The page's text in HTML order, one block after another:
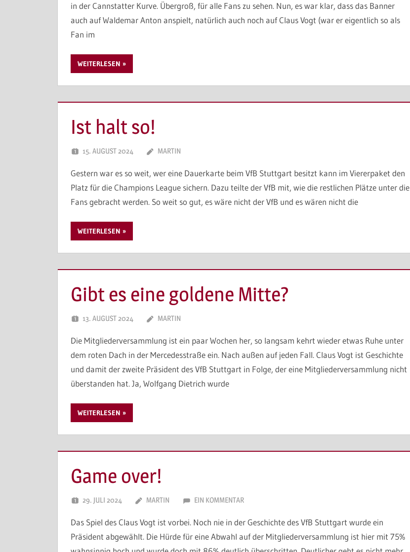
in der Cannstatter Kurve. Übergroß, für alle Fans zu sehen. Nun, es war klar, dass das Banner
auch auf Waldemar Anton anspielt, natürlich auch noch auf Claus Vogt (war er eigentlich so als
Fan im
WEITERLESEN
Ist halt so!
15. AUGUST 2024 MARTIN
Gestern war es so weit, wer eine Dauerkarte beim VfB Stuttgart besitzt kann im Viererpaket den
Platz für die Champions League sichern. Dazu teilte der VfB mit, wie die restlichen Plätze unter die
Fans gebracht werden. So weit so gut, es wäre nicht der VfB und es wären nicht die
WEITERLESEN
Gibt es eine goldene Mitte?
13. AUGUST 2024 MARTIN
Die Mitgliederversammlung ist ein paar Wochen her, so langsam kehrt wieder etwas Ruhe unter
dem roten Dach in der Mercedesstraße ein. Nach außen auf jeden Fall. Claus Vogt ist Geschichte
und damit der zweite Präsident des VfB Stuttgart in Folge, der eine Mitgliederversammlung nicht
überstanden hat. Ja, Wolfgang Dietrich wurde
WEITERLESEN
Game over!
29. JULI 2024 MARTIN EIN KOMMENTAR
Das Spiel des Claus Vogt ist vorbei. Noch nie in der Geschichte des VfB Stuttgart wurde ein
Präsident abgewählt. Die Hürde für eine Abwahl auf der Mitgliederversammlung ist hier mit 75%